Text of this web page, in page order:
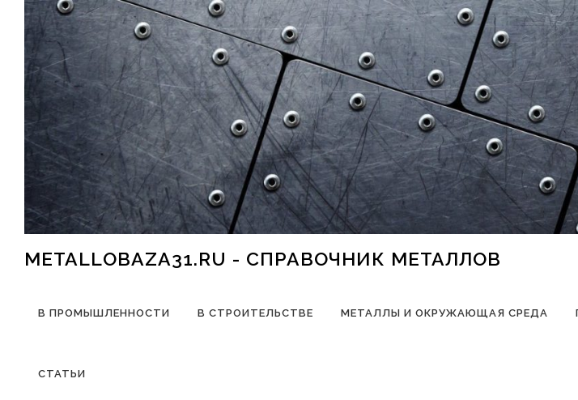
Перейти к содержимому
METALLOBAZA31.RU - СПРАВОЧНИК МЕТАЛЛОВ
В ПРОМЫШЛЕННОСТИ В СТРОИТЕЛЬСТВЕ МЕТАЛЛЫ И ОКРУЖАЮЩАЯ СРЕДА
СТАТЬИ